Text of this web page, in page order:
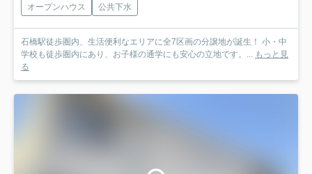
オープンハウス
公共下水
石橋駅徒歩圏内、生活便利なエリアに全7区画の分譲地が誕生！ 小・中
学校も徒歩圏内にあり、お子様の通学にも安心の立地です。... もっと見
る